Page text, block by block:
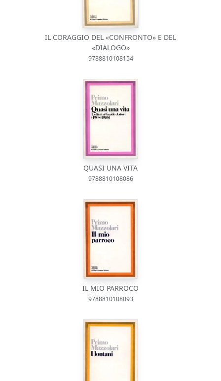
IL CORAGGIO DEL «CONFRONTO» E DEL
«DIALOGO»
9788810108154
QUASI UNA VITA
9788810108086
IL MIO PARROCO
9788810108093